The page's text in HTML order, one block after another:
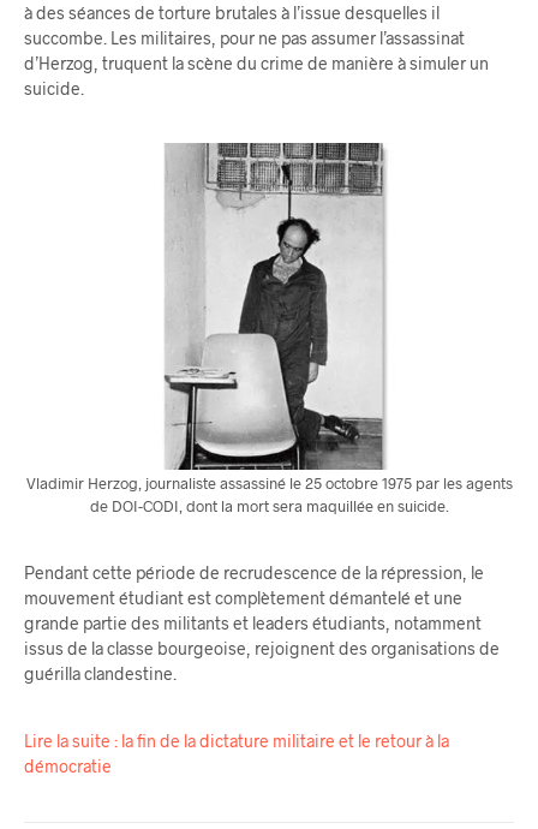
à des séances de torture brutales à l’issue desquelles il
succombe. Les militaires, pour ne pas assumer l’assassinat
d’Herzog, truquent la scène du crime de manière à simuler un
suicide.
Vladimir Herzog, journaliste assassiné le 25 octobre 1975 par les agents
de DOI-CODI, dont la mort sera maquillée en suicide.
Pendant cette période de recrudescence de la répression, le
mouvement étudiant est complètement démantelé et une
grande partie des militants et leaders étudiants, notamment
issus de la classe bourgeoise, rejoignent des organisations de
guérilla clandestine.
Lire la suite : la fin de la dictature militaire et le retour à la
démocratie